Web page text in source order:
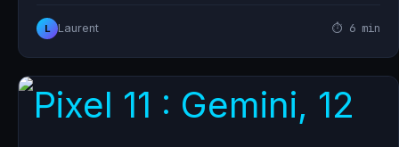
L Laurent ⏱ 6 min